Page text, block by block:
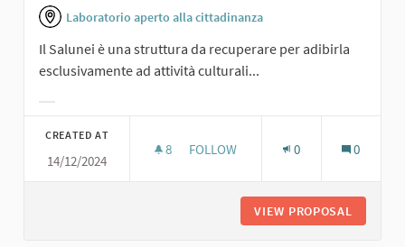
Laboratorio aperto alla cittadinanza
Il Salunei è una struttura da recuperare per adibirla
esclusivamente ad attività culturali...
CREATED AT
14/12/2024
8 8 FOLLOWERS
FOLLOW 0 0
VIEW PROPOSAL